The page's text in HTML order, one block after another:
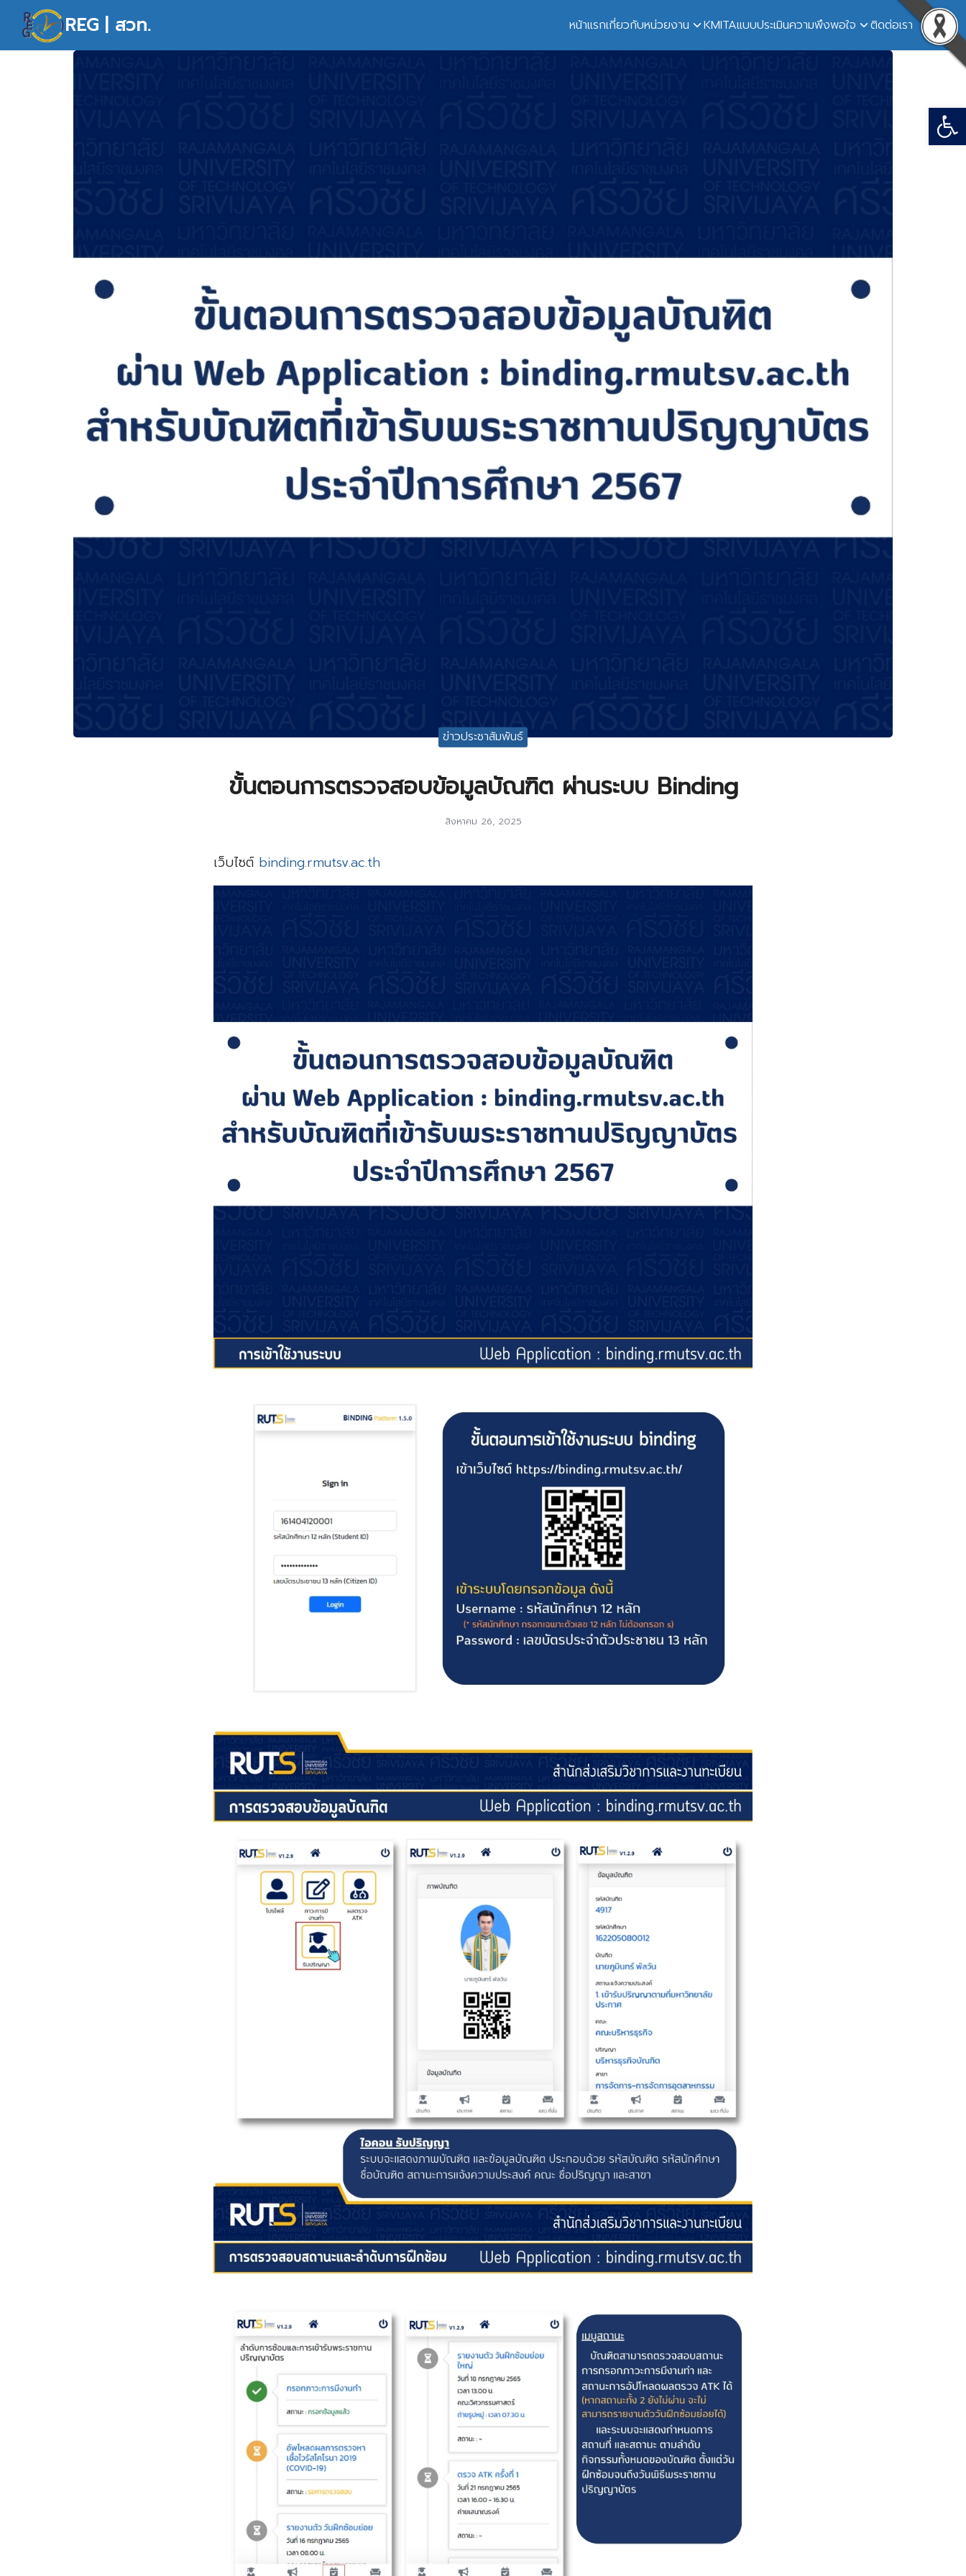
content
REG | สวท. หน้าแรกเกี่ยวกับหน่วยงาน KMITAแบบประเมินความพึงพอใจ
ติดต่อเรา
ข่าวประชาสัมพันธ์
ขั้นตอนการตรวจสอบข้อมูลบัณฑิต ผ่านระบบ Binding
สิงหาคม 26, 2025
เว็บไซต์ binding.rmutsv.ac.th